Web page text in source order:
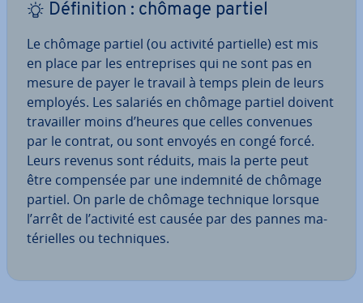
Dé­fi­ni­tion : chômage partiel
Le chômage partiel (ou activité partielle) est mis
en place par les en­tre­prises qui ne sont pas en
mesure de payer le travail à temps plein de leurs
employés. Les salariés en chômage partiel doivent
tra­vail­ler moins d’heures que celles convenues
par le contrat, ou sont envoyés en congé forcé.
Leurs revenus sont réduits, mais la perte peut
être compensée par une indemnité de chômage
partiel. On parle de chômage technique lorsque
l’arrêt de l’activité est causée par des pannes ma­
té­rielles ou tech­niques.